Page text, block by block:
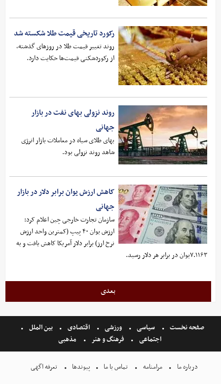
رکورد تاریخی قیمت طلا شکسته شد
روند تغییر قیمت طلا در روزهای گذشته،
از رکوردشکنی قیمت‌ها حکایت دارد.
روند نزولی بهای نفت در بازار
جهانی
بهای طلای سیاه در معاملات بازار انرژی
شاهد روند نزولی بود.
کاهش ارزش یوان برابر دلار در بازار
جهانی
سازمان تجارت خارجی چین اعلام کرد:
ارزش یوان ۴۰ پیپ (کمترین واحد ارزش
نرخ ارز) برابر دلار آمریکا کاهش یافت و به
۷.۱۱۶۳یوان در برابر هر دلار رسید.
بعدی
صفحه نخست سیاسی ورزشی اقتصادی
بین الملل
اجتماعی
فرهنگ و هنر مذهبی
درباره ما مرامنامه تماس با ما پیوندها تعرفه اگهی